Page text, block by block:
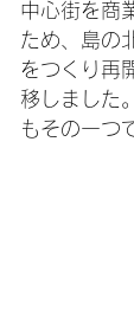
中心街を商
ため、島の
をつくり再
移しました
もその一つ